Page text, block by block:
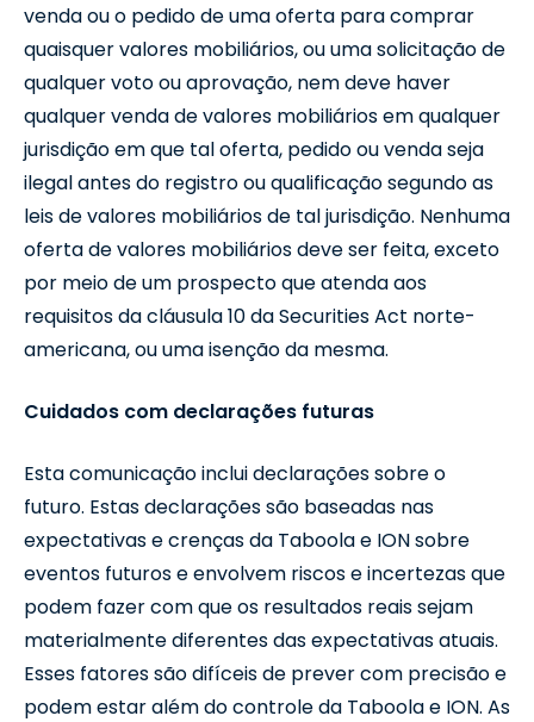
venda ou o pedido de uma oferta para comprar
quaisquer valores mobiliários, ou uma solicitação de
qualquer voto ou aprovação, nem deve haver
qualquer venda de valores mobiliários em qualquer
jurisdição em que tal oferta, pedido ou venda seja
ilegal antes do registro ou qualificação segundo as
leis de valores mobiliários de tal jurisdição. Nenhuma
oferta de valores mobiliários deve ser feita, exceto
por meio de um prospecto que atenda aos
requisitos da cláusula 10 da Securities Act norte-
americana, ou uma isenção da mesma.
Cuidados com declarações futuras
Esta comunicação inclui declarações sobre o
futuro. Estas declarações são baseadas nas
expectativas e crenças da Taboola e ION sobre
eventos futuros e envolvem riscos e incertezas que
podem fazer com que os resultados reais sejam
materialmente diferentes das expectativas atuais.
Esses fatores são difíceis de prever com precisão e
podem estar além do controle da Taboola e ION. As